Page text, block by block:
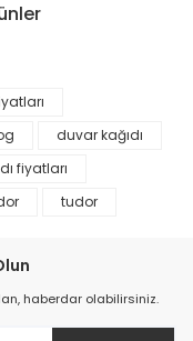
duvar kağıdı
fiyatları
tudor
haberdar olabilirsiniz.